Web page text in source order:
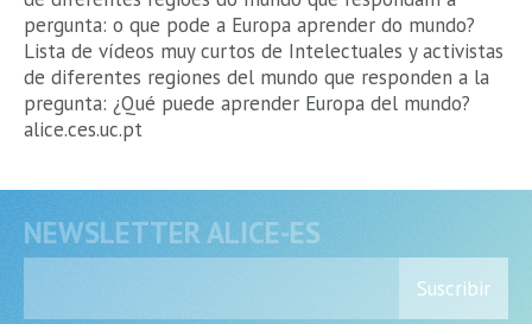
pergunta: o que pode a Europa aprender do mundo?
Lista de vídeos muy curtos de Intelectuales y activistas
de diferentes regiones del mundo que responden a la
pregunta: ¿Qué puede aprender Europa del mundo?
alice.ces.uc.pt
NEWSLETTER ALICE-ES
Suscribir